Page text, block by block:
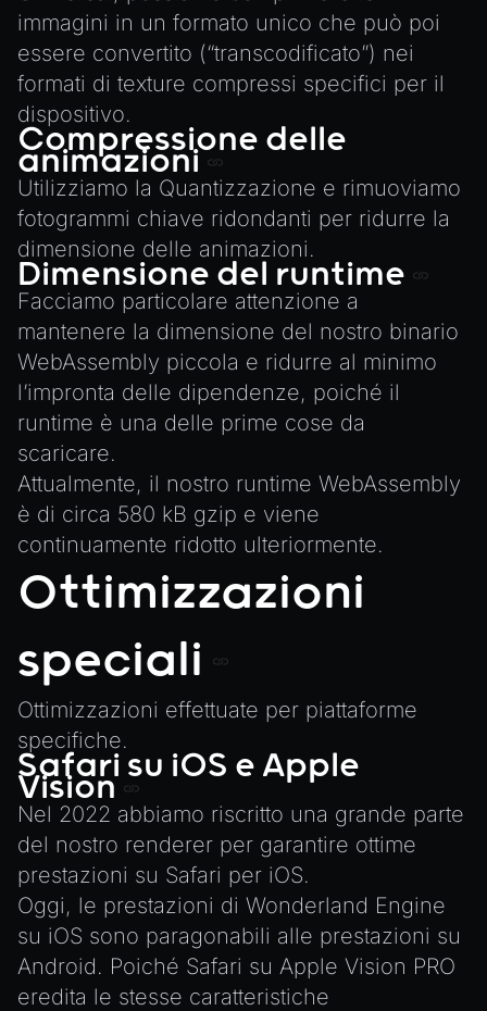
immagini in un formato unico che può poi
essere convertito (“transcodificato”) nei
formati di texture compressi specifici per il
dispositivo.
Compressione delle
animazioni
Utilizziamo la Quantizzazione e rimuoviamo
fotogrammi chiave ridondanti per ridurre la
dimensione delle animazioni.
Dimensione del runtime
Facciamo particolare attenzione a
mantenere la dimensione del nostro binario
WebAssembly piccola e ridurre al minimo
l’impronta delle dipendenze, poiché il
runtime è una delle prime cose da
scaricare.
Attualmente, il nostro runtime WebAssembly
è di circa 580 kB gzip e viene
continuamente ridotto ulteriormente.
Ottimizzazioni
speciali
Ottimizzazioni effettuate per piattaforme
specifiche.
Safari su iOS e Apple
Vision
Nel 2022 abbiamo riscritto una grande parte
del nostro renderer per garantire ottime
prestazioni su Safari per iOS.
Oggi, le prestazioni di Wonderland Engine
su iOS sono paragonabili alle prestazioni su
Android. Poiché Safari su Apple Vision PRO
eredita le stesse caratteristiche